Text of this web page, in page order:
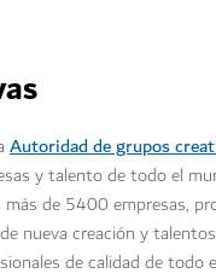
Autoridad de grupos
y talento de todo el
de 5400 empresas,
nueva creación y
de calidad de todo